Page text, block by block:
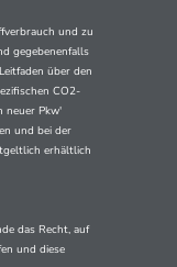
und zu
gegebenenfalls
über den
CO2-
neuer Pkw'
und bei der
erhältlich
das Recht, auf
und diese